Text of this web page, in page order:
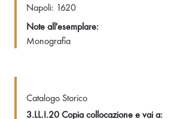
Napoli: 1620
Note all'esemplare:
Monografia
Catalogo Storico
3.LL.I.20 Copia collocazione e vai a: